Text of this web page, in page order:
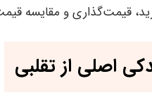
قیمت‌گذاری و مقایسه
اصلی از تقلبی